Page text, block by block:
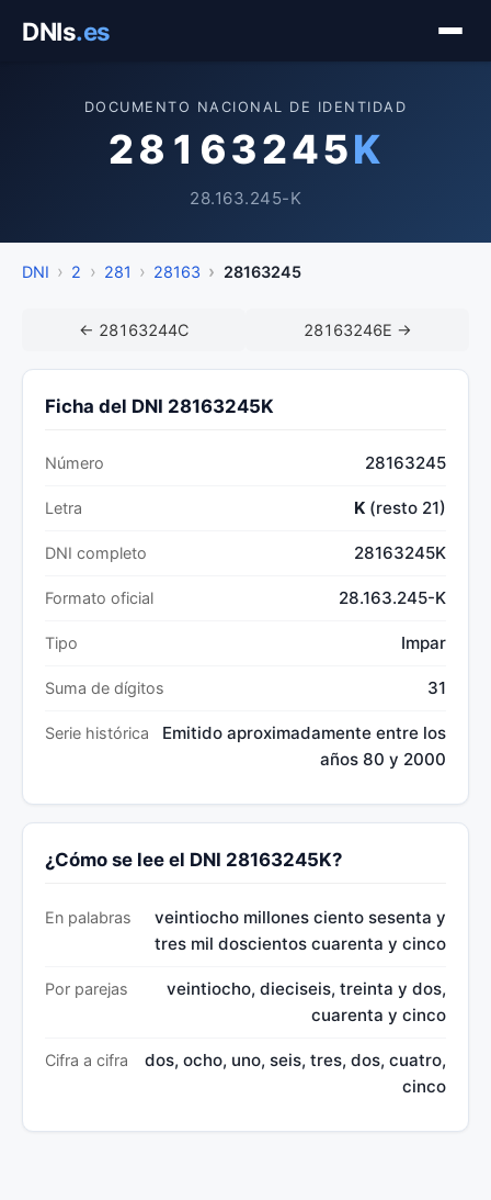
DNIs.es
DOCUMENTO NACIONAL DE IDENTIDAD
28163245K
28.163.245-K
DNI 2 281 28163 28163245
← 28163244C 28163246E →
Ficha del DNI 28163245K
Número 28163245
Letra K (resto 21)
DNI completo 28163245K
Formato oficial 28.163.245-K
Tipo Impar
Suma de dígitos 31
Serie histórica
Emitido aproximadamente entre los
años 80 y 2000
¿Cómo se lee el DNI 28163245K?
En palabras
veintiocho millones ciento sesenta y
tres mil doscientos cuarenta y cinco
Por parejas
veintiocho, dieciseis, treinta y dos,
cuarenta y cinco
Cifra a cifra
dos, ocho, uno, seis, tres, dos, cuatro,
cinco